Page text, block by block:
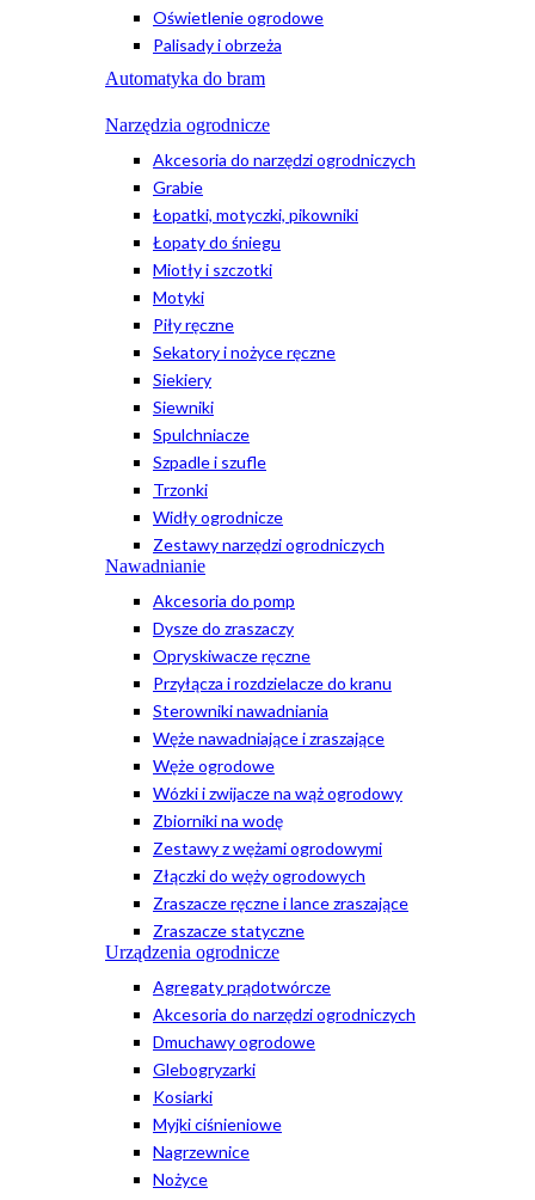
Oświetlenie ogrodowe
Palisady i obrzeża
Automatyka do bram
Narzędzia ogrodnicze
Akcesoria do narzędzi ogrodniczych
Grabie
Łopatki, motyczki, pikowniki
Łopaty do śniegu
Miotły i szczotki
Motyki
Piły ręczne
Sekatory i nożyce ręczne
Siekiery
Siewniki
Spulchniacze
Szpadle i szufle
Trzonki
Widły ogrodnicze
Zestawy narzędzi ogrodniczych
Nawadnianie
Akcesoria do pomp
Dysze do zraszaczy
Opryskiwacze ręczne
Przyłącza i rozdzielacze do kranu
Sterowniki nawadniania
Węże nawadniające i zraszające
Węże ogrodowe
Wózki i zwijacze na wąż ogrodowy
Zbiorniki na wodę
Zestawy z wężami ogrodowymi
Złączki do węży ogrodowych
Zraszacze ręczne i lance zraszające
Zraszacze statyczne
Urządzenia ogrodnicze
Agregaty prądotwórcze
Akcesoria do narzędzi ogrodniczych
Dmuchawy ogrodowe
Glebogryzarki
Kosiarki
Myjki ciśnieniowe
Nagrzewnice
Nożyce